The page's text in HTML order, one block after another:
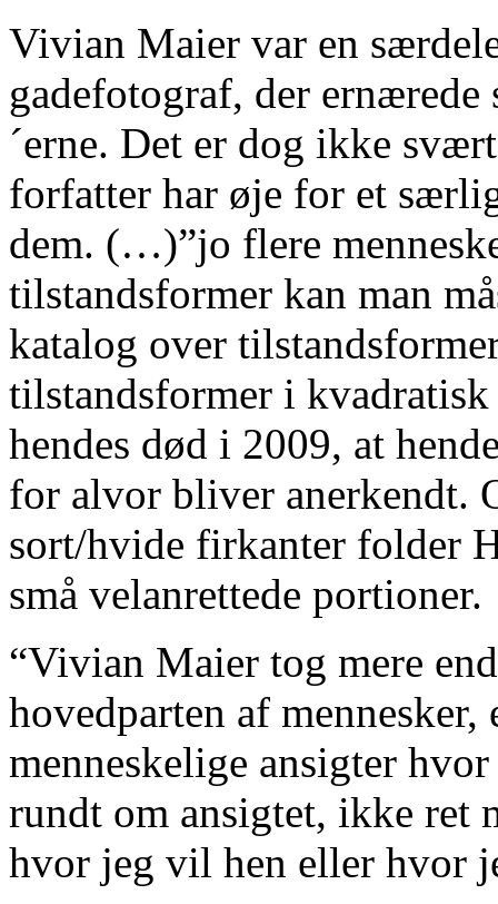
Vivian Maier var en
gadefotograf, der ernærede
´erne. Det er dog ikke
forfatter har øje for et
dem. (…)”jo flere
tilstandsformer kan man
katalog over
tilstandsformer i
hendes død i 2009, at
for alvor bliver anerkendt.
sort/hvide firkanter folder
små velanrettede portioner.
“Vivian Maier tog mere
hovedparten af
menneskelige ansigter
rundt om ansigtet, ikke ret
hvor jeg vil hen eller hvor